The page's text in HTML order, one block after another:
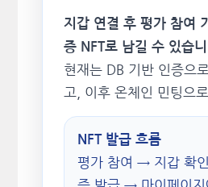
지갑 연결 후 평가 참여
증 NFT로 남길 수 있습
현재는 DB 기반 인증으
고, 이후 온체인 민팅으
NFT 발급 흐름
평가 참여 → 지갑 확